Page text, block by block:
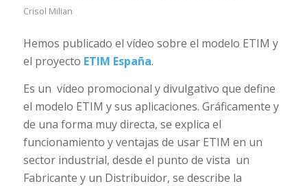
Crisol Milian
Hemos publicado el vídeo sobre el modelo ETIM y
el proyecto ETIM España.
Es un vídeo promocional y divulgativo que define
el modelo ETIM y sus aplicaciones. Gráficamente y
de una forma muy directa, se explica el
funcionamiento y ventajas de usar ETIM en un
sector industrial, desde el punto de vista un
Fabricante y un Distribuidor, se describe la